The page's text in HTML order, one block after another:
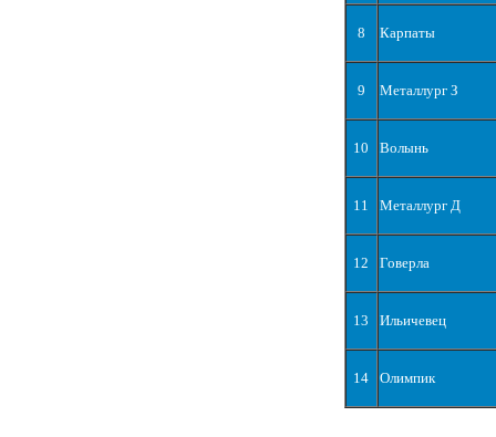
8 Карпаты
9 Металлург З
10 Волынь
11 Металлург Д
12 Говерла
13 Ильичевец
14 Олимпик